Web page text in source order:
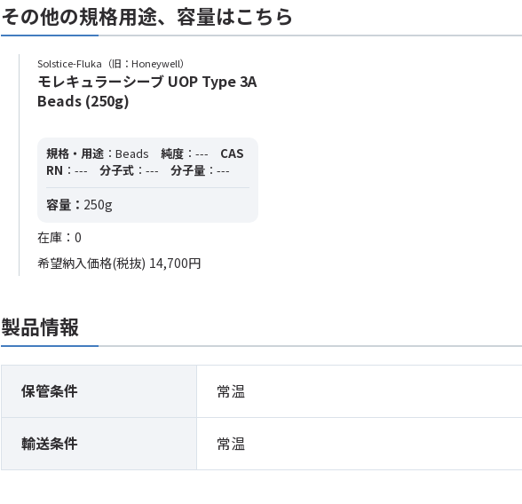
その他の規格用途、容量はこちら
Solstice-Fluka（旧：Honeywell）
モレキュラーシーブ UOP Type 3A
Beads (250g)
規格・用途 ：Beads 純度 ：---
CAS
RN ：--- 分子式 ：--- 分子量 ：---
容量： 250g
在庫：0
希望納入価格(税抜) 14,700円
製品情報
保管条件 常温
輸送条件 常温